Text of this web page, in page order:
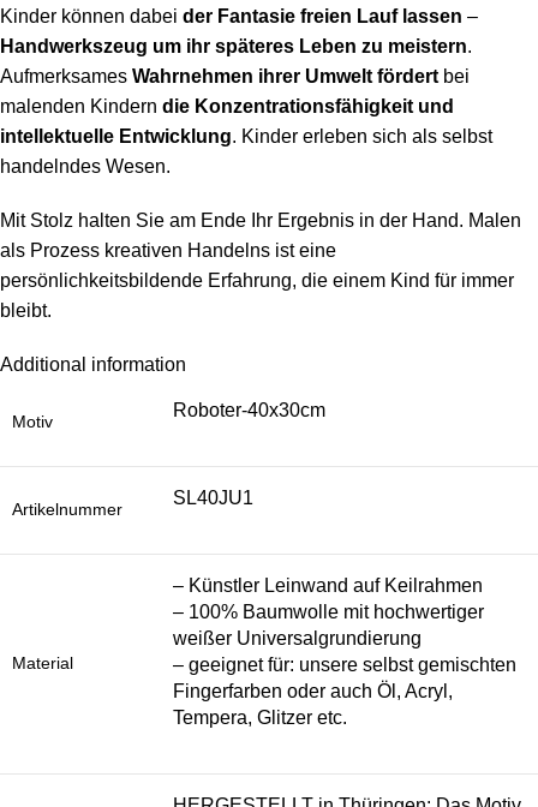
Kinder können dabei der Fantasie freien Lauf lassen –
Handwerkszeug um ihr späteres Leben zu meistern.
Aufmerksames Wahrnehmen ihrer Umwelt fördert bei
malenden Kindern die Konzentrationsfähigkeit und
intellektuelle Entwicklung. Kinder erleben sich als selbst
handelndes Wesen.
Mit Stolz halten Sie am Ende Ihr Ergebnis in der Hand. Malen
als Prozess kreativen Handelns ist eine
persönlichkeitsbildende Erfahrung, die einem Kind für immer
bleibt.
Additional information
Motiv
Roboter-40x30cm
Artikelnummer
SL40JU1
Material
– Künstler Leinwand auf Keilrahmen
– 100% Baumwolle mit hochwertiger
weißer Universalgrundierung
– geeignet für: unsere selbst gemischten
Fingerfarben oder auch Öl, Acryl,
Tempera, Glitzer etc.